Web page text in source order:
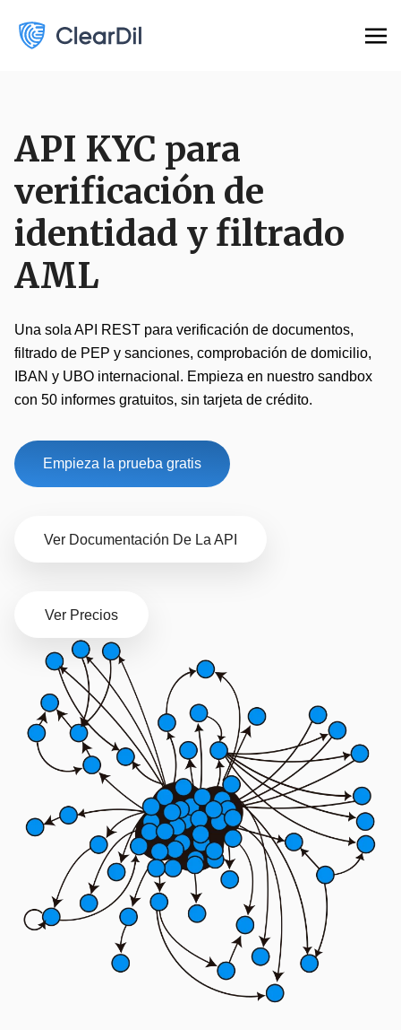
API KYC para
verificación de
identidad y filtrado
AML
Una sola API REST para verificación de documentos,
filtrado de PEP y sanciones, comprobación de domicilio,
IBAN y UBO internacional. Empieza en nuestro sandbox
con 50 informes gratuitos, sin tarjeta de crédito.
Empieza la prueba gratis
Ver Documentación De La API
Ver Precios